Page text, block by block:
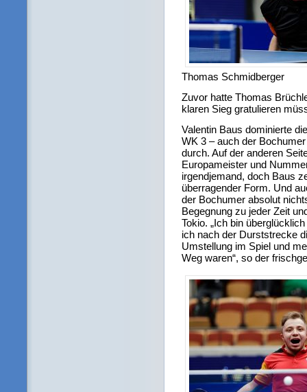
Thomas Schmidberger
Zuvor hatte Thomas
klaren Sieg gratulieren
Valentin Baus dominierte
WK 3 – auch der
durch. Auf der anderen
Europameister und
irgendjemand, doch Baus
überragender Form. Und
der Bochumer absolut
Begegnung zu jeder Zeit
Tokio. „Ich bin
ich nach der Durststrecke
Umstellung im Spiel und
Weg waren“, so der